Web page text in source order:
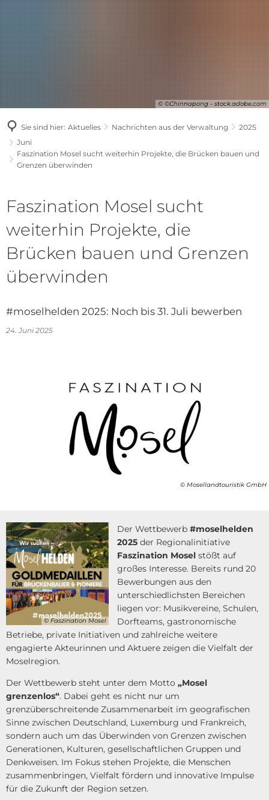
© ©Chinnapong - stock.adobe.com
Sie sind hier: Aktuelles Nachrichten aus der Verwaltung
2025
Juni
Faszination Mosel sucht weiterhin Projekte, die Brücken bauen und
Grenzen überwinden
Faszination Mosel sucht
weiterhin Projekte, die
Brücken bauen und Grenzen
überwinden
#moselhelden 2025: Noch bis 31. Juli bewerben
24. Juni 2025
© Mosellandtouristik GmbH
© Faszination Mosel
Der Wettbewerb #moselhelden
2025 der Regionalinitiative
Faszination Mosel stößt auf
großes Interesse. Bereits rund 20
Bewerbungen aus den
unterschiedlichsten Bereichen
liegen vor: Musikvereine, Schulen,
Dorfteams, gastronomische
Betriebe, private Initiativen und zahlreiche weitere
engagierte Akteurinnen und Aktuere zeigen die Vielfalt der
Moselregion.
Der Wettbewerb steht unter dem Motto „Mosel
grenzenlos“. Dabei geht es nicht nur um
grenzüberschreitende Zusammenarbeit im geografischen
Sinne zwischen Deutschland, Luxemburg und Frankreich,
sondern auch um das Überwinden von Grenzen zwischen
Generationen, Kulturen, gesellschaftlichen Gruppen und
Denkweisen. Im Fokus stehen Projekte, die Menschen
zusammenbringen, Vielfalt fördern und innovative Impulse
für die Zukunft der Region setzen.